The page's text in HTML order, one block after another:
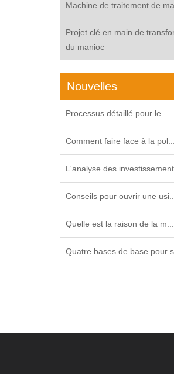
Machine de traitement de
Projet clé en main de
du manioc
Nouvelles
Processus détaillé pour le...
Comment faire face à la pol...
L'analyse des
Conseils pour ouvrir une usi...
Quelle est la raison de la m...
Quatre bases de base pour